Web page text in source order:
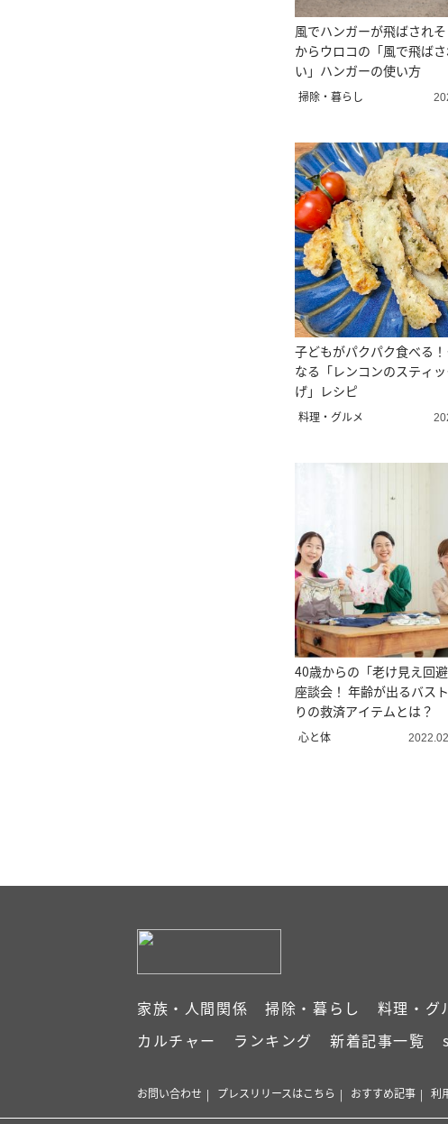
風でハンガーが飛ばされ
からウロコの「風で飛ば
い」ハンガーの使い方
掃除・暮らし
子どもがパクパク食べる
なる「レンコンのスティ
げ」レシピ
料理・グルメ
40歳からの「老け見え回
座談会！ 年齢が出るバス
りの救済アイテムとは？
心と体
家族・人間関係 掃除・暮らし 料理・グ
カルチャー
ランキング 新着記事一覧
お問い合わせ プレスリリースはこちら おすすめ記事 利